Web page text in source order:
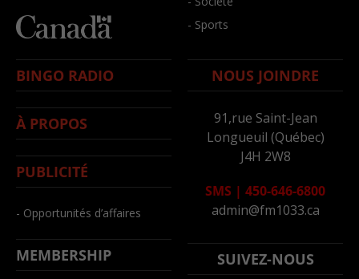
- Sports
BINGO RADIO
À PROPOS
PUBLICITÉ
- Opportunités d’affaires
MEMBERSHIP
NOUS JOINDRE
91,rue Saint-Jean
Longueuil (Québec)
J4H 2W8
SMS | 450-646-6800
admin@fm1033.ca
SUIVEZ-NOUS